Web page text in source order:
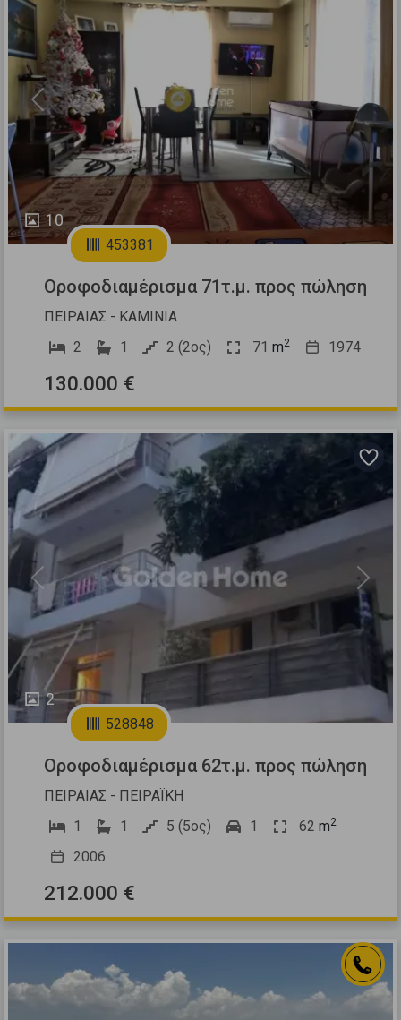
10
Previous Next
453381
Οροφοδιαμέρισμα 71τ.μ. προς πώληση
ΠΕΙΡΑΙΑΣ - ΚΑΜΙΝΙΑ
2
1 2 (2ος) 71 m2 1974
130.000 €
2
Previous Next
528848
Οροφοδιαμέρισμα 62τ.μ. προς πώληση
ΠΕΙΡΑΙΑΣ - ΠΕΙΡΑΪΚΗ
1
1 5 (5ος) 1 62 m2
2006
212.000 €